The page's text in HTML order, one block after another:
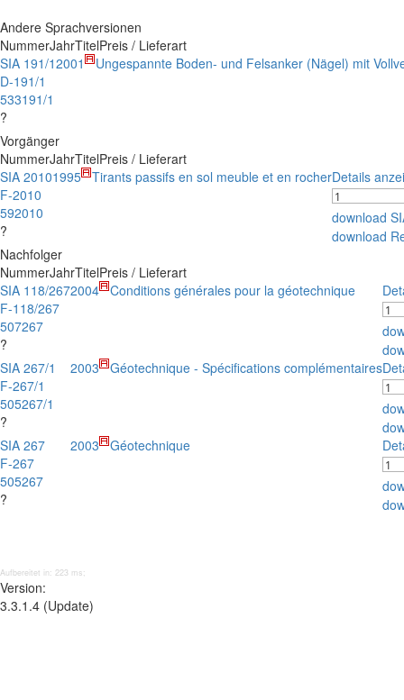
Andere Sprachversionen
NummerJahrTitelPreis / Lieferart
SIA 191/1
D-191/1
533191/1
?
2001 Ungespannte Boden- und Felsanker (Nägel) mit
Vorgänger
NummerJahrTitelPreis / Lieferart
SIA 2010
F-2010
592010
?
1995 Tirants passifs en sol meuble et en rocherDetails
download
download
Nachfolger
NummerJahrTitelPreis / Lieferart
SIA 118/267
F-118/267
507267
?
2004 Conditions générales pour la géotechnique
SIA 267/1
F-267/1
505267/1
?
2003 Géotechnique - Spécifications complémentaires
SIA 267
F-267
505267
?
2003 Géotechnique
Aufbereitet in: 223 ms;
Version:
3.3.1.4 (Update)